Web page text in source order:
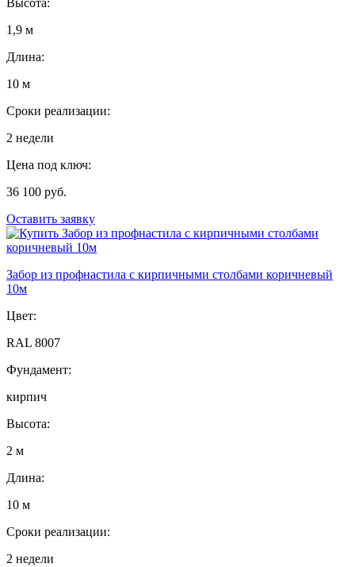
1,9 м
Длина:
10 м
Сроки реализации:
2 недели
Цена под ключ:
36 100 руб.
Оставить заявку
Забор из профнастила с кирпичными столбами коричневый
10м
Цвет:
RAL 8007
Фундамент:
кирпич
Высота:
2 м
Длина:
10 м
Сроки реализации:
2 недели